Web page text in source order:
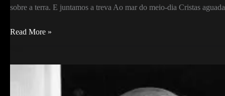
sobre a terra. E juntamos a treva Ao mar do meio-dia Cristas
Cantares
Read More »